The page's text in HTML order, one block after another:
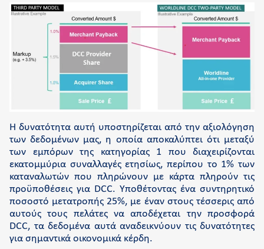
Η δυνατότητα αυτή υποστηρίζεται από την αξιολόγηση
των δεδομένων μας, η οποία αποκαλύπτει ότι μεταξύ
των εμπόρων της κατηγορίας 1 που διαχειρίζονται
εκατομμύρια συναλλαγές ετησίως, περίπου το 1% των
καταναλωτών που πληρώνουν με κάρτα πληρούν τις
προϋποθέσεις για DCC. Υποθέτοντας ένα συντηρητικό
ποσοστό μετατροπής 25%, με έναν στους τέσσερις από
αυτούς τους πελάτες να αποδέχεται την προσφορά
DCC, τα δεδομένα αυτά αναδεικνύουν τις δυνατότητες
για σημαντικά οικονομικά κέρδη.